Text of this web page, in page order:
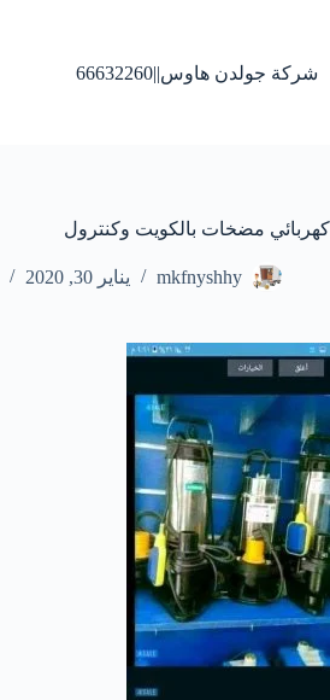
شركة جولدن هاوس||66632260
كهربائي مضخات بالكويت وكنترول
mkfnyshhy يناير 30, 2020